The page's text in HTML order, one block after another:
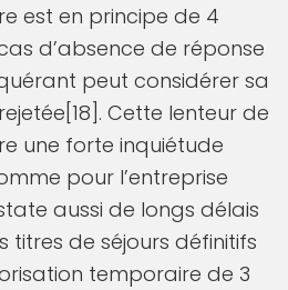
est en principe de 4
d’absence de réponse
peut considérer sa
Cette lenteur de
une forte inquiétude
pour l’entreprise
aussi de longs délais
titres de séjours définitifs
temporaire de 3